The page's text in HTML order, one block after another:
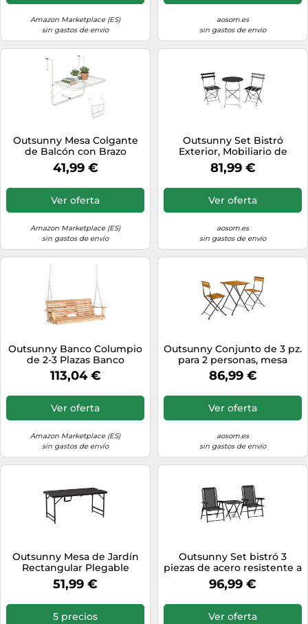
Amazon Marketplace (ES)
sin gastos de envío
aosom.es
sin gastos de envío
Outsunny Mesa Colgante
de Balcón con Brazo
Regulable 60x56x50 cm
Blanco
41,99 €
Ver oferta
Amazon Marketplace (ES)
sin gastos de envío
Outsunny Set Bistró
Exterior, Mobiliario de
Jardín Plegable con Mesa y
2 Sillas, Negro. Aosom
81,99 €
Ver oferta
aosom.es
sin gastos de envío
Outsunny Banco Columpio
de 2-3 Plazas Banco
Colgante de Madera con
Mesa de Centro Plegable 2
Portavasos y Reposabrazos
Carga 200 kg para Jardín
Terraza Balcón 150x75x53
113,04 €
Ver oferta
Amazon Marketplace (ES)
sin gastos de envío
Outsunny Conjunto de 3 pz.
para 2 personas, mesa
plegable con 2 sillas
plegables para terraza y
balcón, teca
86,99 €
Ver oferta
aosom.es
sin gastos de envío
Outsunny Mesa de Jardín
Rectangular Plegable
118x60x56-74 cm Gris
Oscuro
51,99 €
5 precios
Outsunny Set bistró 3
piezas de acero resistente a
la intemperie con mesa
bistró plegable y
Negro Aosom España
96,99 €
Ver oferta